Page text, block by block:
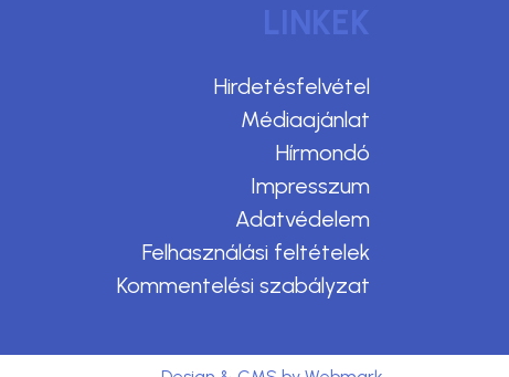
LINKEK
Hirdetésfelvétel
Médiaajánlat
Hírmondó
Impresszum
Adatvédelem
Felhasználási feltételek
Kommentelési szabályzat